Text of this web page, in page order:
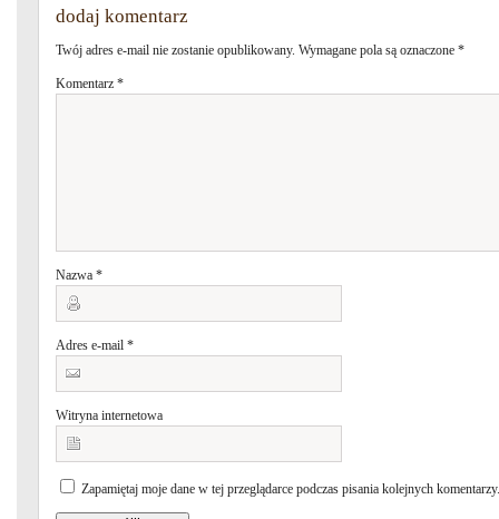
dodaj komentarz
Twój adres e-mail nie zostanie opublikowany. Wymagane pola są oznaczone *
Komentarz *
Nazwa *
Adres e-mail *
Witryna internetowa
Zapamiętaj moje dane w tej przeglądarce podczas pisania kolejnych komentarzy.